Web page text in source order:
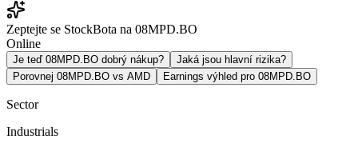
Zeptejte se StockBota na 08MPD.BO
Online
Je teď 08MPD.BO dobrý nákup?
Jaká jsou hlavní rizika?
Porovnej 08MPD.BO vs AMD
Earnings výhled pro 08MPD.BO
Sector
Industrials